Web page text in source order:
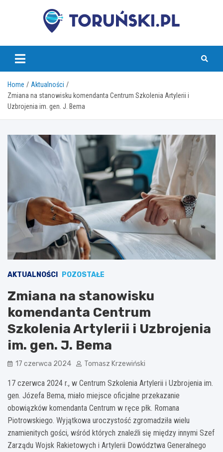
torunski.pl
Home
Aktualności
Zmiana na stanowisku komendanta Centrum Szkolenia Artylerii i
Uzbrojenia im. gen. J. Bema
AKTUALNOŚCI POZOSTAŁE
Zmiana na stanowisku
komendanta Centrum
Szkolenia Artylerii i Uzbrojenia
im. gen. J. Bema
17 czerwca 2024 Tomasz Krzewiński
17 czerwca 2024 r., w Centrum Szkolenia Artylerii i Uzbrojenia im.
gen. Józefa Bema, miało miejsce oficjalne przekazanie
obowiązków komendanta Centrum w ręce płk. Romana
Piotrowskiego. Wyjątkowa uroczystość zgromadziła wielu
znamienitych gości, wśród których znaleźli się między innymi Szef
Zarządu Wojsk Rakietowych i Artylerii Dowództwa Generalnego